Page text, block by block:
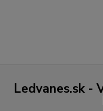
Ledvanes.sk -